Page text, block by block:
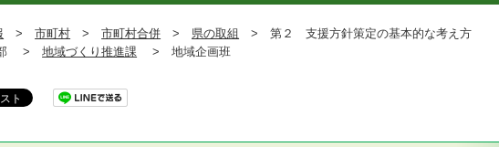
> 市町村 > 市町村合併 > 県の取組 > 第２ 支援方針策定の基本的な考え方
部 > 地域づくり推進課 > 地域企画班